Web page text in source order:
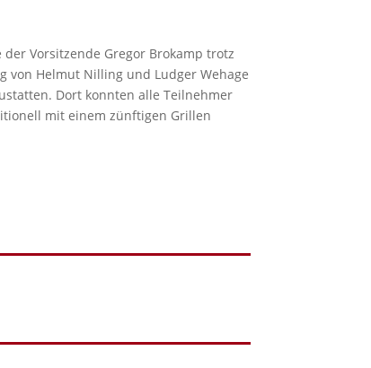
Vorsitzende Gregor Brokamp trotz
von Helmut Nilling und Ludger Wehage
Dort konnten alle Teilnehmer
mit einem zünftigen Grillen